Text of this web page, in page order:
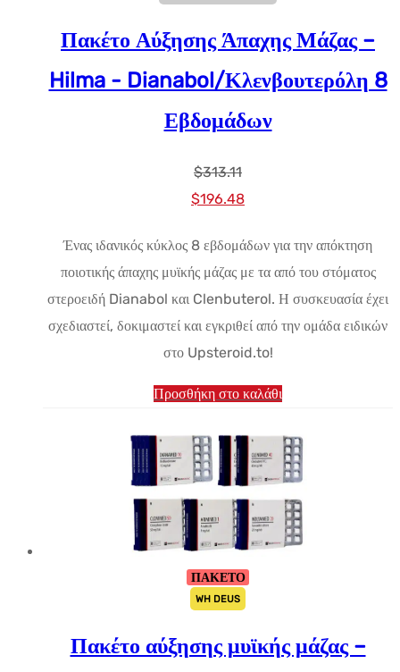
Πακέτο Αύξησης Άπαχης Μάζας –
Hilma - Dianabol/Κλενβουτερόλη 8
Εβδομάδων
$313.11
Αρχική
$313.11.
$196.48Η
τιμή
είναι:
$196.48.
Ένας ιδανικός κύκλος 8 εβδομάδων για την απόκτηση
ποιοτικής άπαχης μυϊκής μάζας με τα από του στόματος
στεροειδή Dianabol και Clenbuterol. Η συσκευασία έχει
σχεδιαστεί, δοκιμαστεί και εγκριθεί από την ομάδα ειδικών
στο Upsteroid.to!
Προσθήκη στο καλάθι
ΠΑΚΕΤΟ
WH DEUS
Πακέτο αύξησης μυϊκής μάζας –